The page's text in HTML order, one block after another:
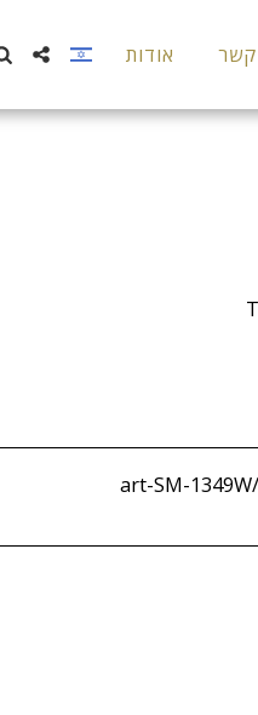
קשר אודות
art-SM-